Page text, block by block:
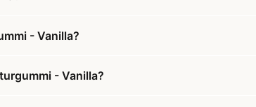
- Vanilla?
- Vanilla?